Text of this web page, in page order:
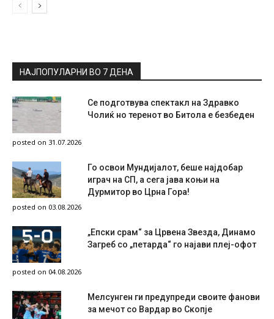
НАЈПОПУЛАРНИ ВО 7 ДЕНА
Се подготвува спектакл на Здравко
Чолиќ но теренот во Битола е безбеден
posted on 31.07.2026
Го освои Мундијалот, беше најдобар
играч на СП, а сега јава коњи на
Дурмитор во Црна Гора!
posted on 03.08.2026
„Епски срам“ за Црвена Звезда, Динамо
Загреб со „петарда“ го најави плеј-офот
posted on 04.08.2026
Мелсунген ги предупреди своите фанови
за мечот со Вардар во Скопје